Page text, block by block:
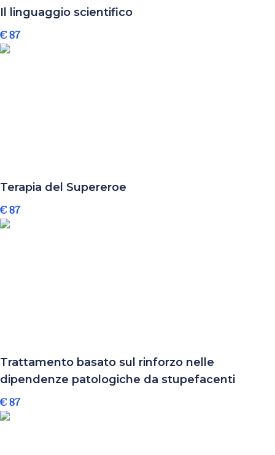
Il linguaggio scientifico
€ 87
Terapia del Supereroe
€ 87
Trattamento basato sul rinforzo nelle
dipendenze patologiche da stupefacenti
€ 87